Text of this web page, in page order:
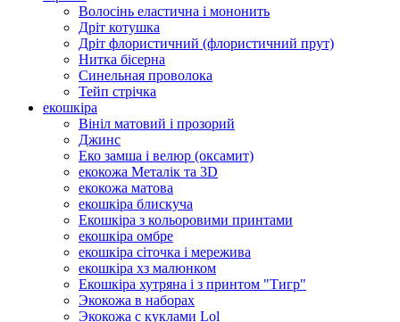
Волосінь еластична і мононить
Дріт котушка
Дріт флористичний (флористичний прут)
Нитка бісерна
Синельная проволока
Тейп стрічка
екошкіра
Вініл матовий і прозорий
Джинс
Еко замша і велюр (оксамит)
екокожа Металік та 3D
екокожа матова
екошкіра блискуча
Екошкіра з кольоровими принтами
екошкіра омбре
екошкіра сіточка і мережива
екошкіра хз малюнком
Екошкіра хутряна і з принтом "Тигр"
Экокожа в наборах
Экокожа с куклами Lol